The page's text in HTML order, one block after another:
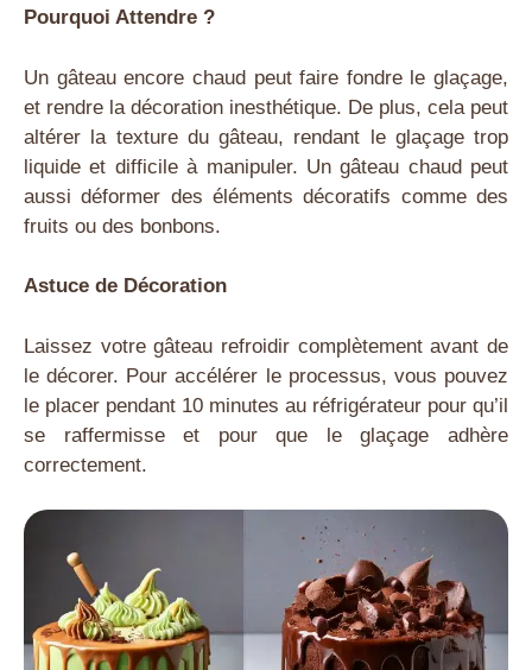
Pourquoi Attendre ?
Un gâteau encore chaud peut faire fondre le glaçage,
et rendre la décoration inesthétique. De plus, cela peut
altérer la texture du gâteau, rendant le glaçage trop
liquide et difficile à manipuler. Un gâteau chaud peut
aussi déformer des éléments décoratifs comme des
fruits ou des bonbons.
Astuce de Décoration
Laissez votre gâteau refroidir complètement avant de
le décorer. Pour accélérer le processus, vous pouvez
le placer pendant 10 minutes au réfrigérateur pour qu’il
se raffermisse et pour que le glaçage adhère
correctement.